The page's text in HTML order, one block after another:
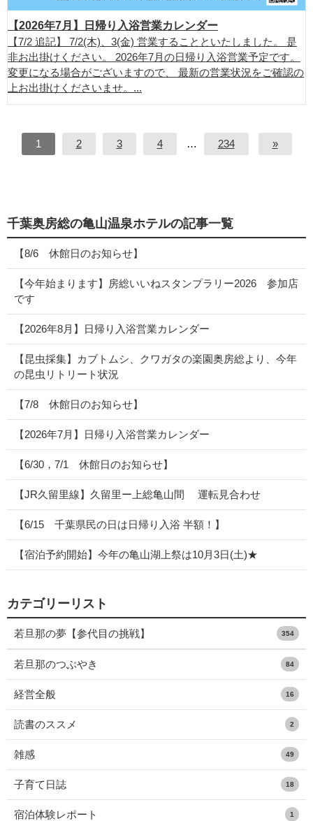
【2026年7月】日帰り入浴営業カレンダー
【7/2 追記】 7/2(木)、3(金) 営業することといたしました。 是
非お出掛けください。 2026年7月の日帰り入浴営業予定です。
変更になる場合がございますので、 最新の営業状況をご確認の
上お出掛けくださいませ。...
1 2 3 4 … 234 »
千葉奥房総の亀山温泉ホテルの記事一覧
【8/6 休館日のお知らせ】
【今年始まります】房総いいねスタンプラリー2026 参加店
です
【2026年8月】日帰り入浴営業カレンダー
【昆虫採集】カブトムシ、クワガタの楽園奥房総より、今年
の昆虫リトリート状況
【7/8 休館日のお知らせ】
【2026年7月】日帰り入浴営業カレンダー
【6/30，7/1 休館日のお知らせ】
【JR久留里線】久留里ー上総亀山間 運転見合わせ
【6/15 千葉県民の日は日帰り入浴 半額！】
【宿泊予約開始】今年の亀山湖上祭は10月3日(土)★
カテゴリーリスト
若旦那の夢【参代目の挑戦】 354
若旦那のつぶやき 84
経営全般 16
読書のススメ 2
雑感 49
子育て日誌 18
宿泊体験レポート 1